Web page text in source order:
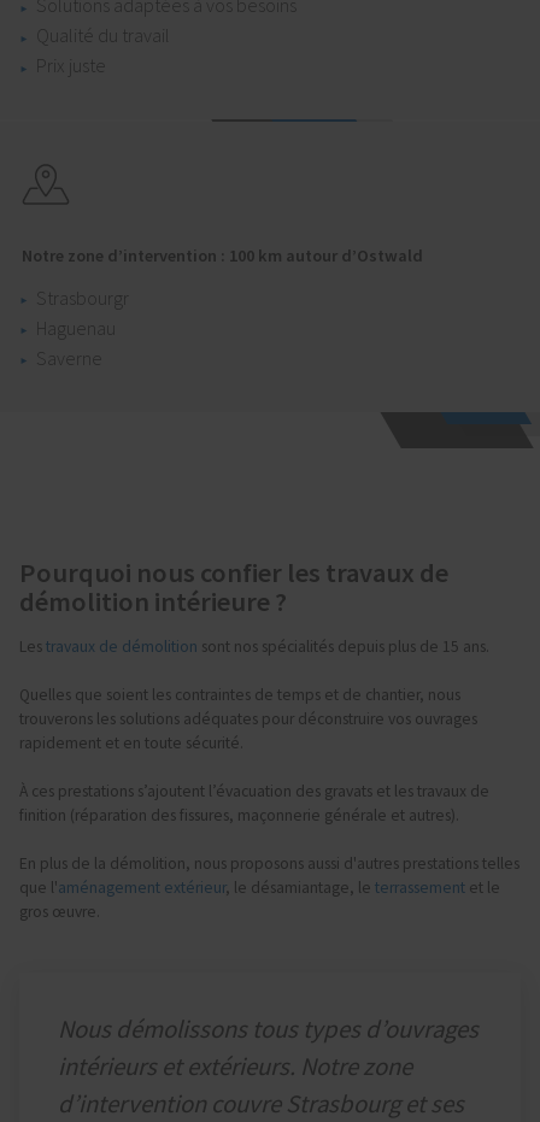
Solutions adaptées à vos besoins
Qualité du travail
Prix juste
Notre zone d’intervention : 100 km autour d’Ostwald
Strasbourgr
Haguenau
Saverne
Pourquoi nous confier les travaux de
démolition intérieure ?
Lestravaux de démolition sont nos spécialités depuis plus de 15 ans.
Quelles que soient les contraintes de temps et de chantier, nous
trouverons les solutions adéquates pour déconstruire vos ouvrages
rapidement et en toute sécurité.
À ces prestations s’ajoutent l’évacuation des gravats et les travaux de
finition (réparation des fissures, maçonnerie générale et autres).
En plus de la démolition, nous proposons aussi d'autres prestations telles
que l'aménagement extérieur, le désamiantage, le terrassement et le
gros œuvre.
Nous démolissons tous types d’ouvrages
intérieurs et extérieurs. Notre zone
d’intervention couvre Strasbourg et ses